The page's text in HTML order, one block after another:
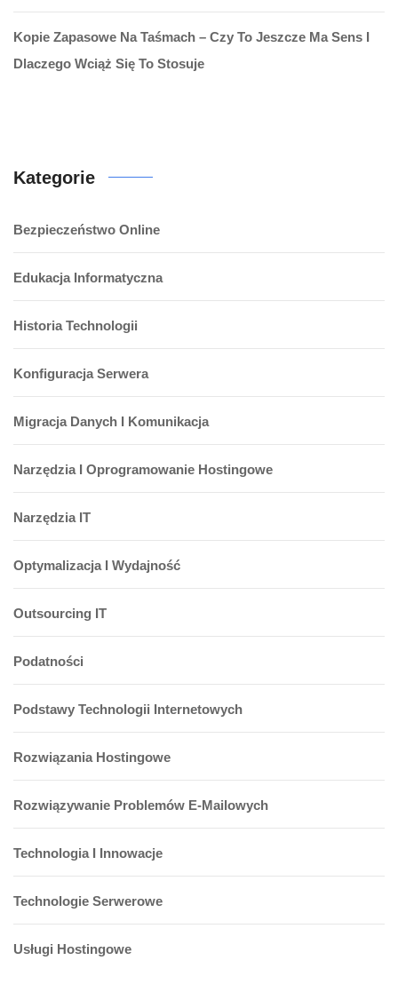
Kopie Zapasowe Na Taśmach – Czy To Jeszcze Ma Sens I
Dlaczego Wciąż Się To Stosuje
Kategorie
Bezpieczeństwo Online
Edukacja Informatyczna
Historia Technologii
Konfiguracja Serwera
Migracja Danych I Komunikacja
Narzędzia I Oprogramowanie Hostingowe
Narzędzia IT
Optymalizacja I Wydajność
Outsourcing IT
Podatności
Podstawy Technologii Internetowych
Rozwiązania Hostingowe
Rozwiązywanie Problemów E-Mailowych
Technologia I Innowacje
Technologie Serwerowe
Usługi Hostingowe